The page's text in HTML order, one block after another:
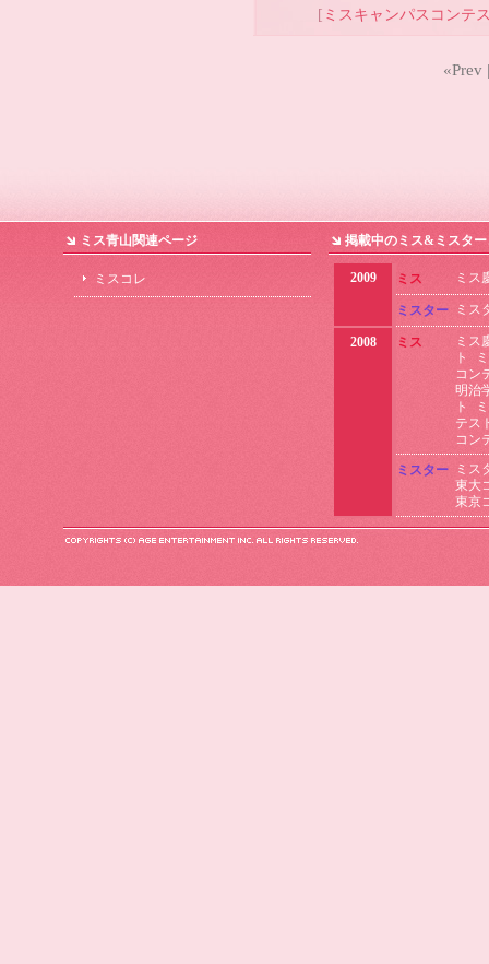
[ ミスキャンパスコンテ
«Prev
ミス青山関連ページ
ミスコレ
掲載中のミス&ミスタ
2009 ミス ミス
ミスター ミス
2008 ミス
ミス
ト
コン
明治
ト
テス
コン
ミスター
ミス
東大
東京